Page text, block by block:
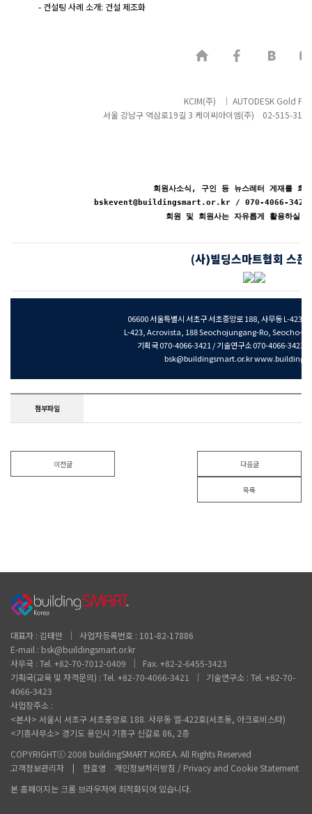
- 컨설팅 사례 소개: 건설 제조화
KCIM(주) │ AUTODESK Gold
서울 강남구 역삼로19길 3 케이씨아이엠(주) 02-515-
회원사소식, 구인 등 뉴스레터 게재를 희
bskevent@buildingsmart.or.kr / 070-4066-3421 로
회원 및 회원사는 자유롭게 활용하실
(사)빌딩스마트협회 스폰
06600 서울특별시 서초구 서초중앙로 188, 사무동 L-423
L-423, Acrovista, 188 Seochojungang-Ro, Seocho-
기획국 070-4066-3421 / 기술연구소 070-4066-3423
bsk@buildingsmart.or.kr
첨부파일
이전글 다음글
목록
대표자 : 김태만 │ 사업자등록번호 : 101-82-17886
E-mail : bsk@buildingsmart.or.kr
사무국 : Tel. +82-70-7012-0409 │ Fax. +82-2-6455-3423
기획국(교육 및 자격문의) : Tel. +82-70-4066-3421 │ 기술연구소 : Tel. +82-70-
4066-3423
사업장주소 :
<본사> 서울시 서초구 서초중앙로 188. 사무동 엘-422호(서초동, 아크로비스타)
<기흥사무소> 경기도 용인시 기흥구 신갈로 86, 2층
COPYRIGHTⓒ 2008 buildingSMART KOREA. All Rights Reserved
고객정보관리자 | 한효영 개인정보처리방침 / Privacy and Cookie Statement
본 홈페이지는 크롬 브라우저에 최적화되어 있습니다.